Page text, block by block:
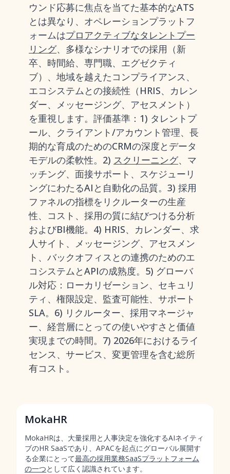
ウンド応募に焦点を当てた基本的なATS
とは異なり、オペレーションプラットフ
ォームはプロアクティブなタレントプー
リング、多様なシナリオでの採用（新
卒、時間給、専門職、エグゼクティ
ブ）、地域を越えたコンプライアンス、
エコシステムとの接続性（HRIS、カレン
ダー、メッセージング、アセスメント）
を重視します。評価基準：1) タレントプ
ール、クライアント/アカウント管理、長
期的な育成のためのCRMの深度とデータ
モデルの柔軟性。2) スクリーニング、マ
ッチング、面接サポート、スケジューリ
ングにわたるAIと自動化の品質。3) 採用
ファネルの指標をリクルーターの生産
性、コスト、採用の質に結びつける分析
およびBI機能。4) HRIS、カレンダー、求
人サイト、メッセージング、アセスメン
ト、バックオフィスとの連携のためのエ
コシステムとAPIの成熟度。5) グローバ
ル対応：ローカリゼーション、セキュリ
ティ、権限設定、監査可能性、サポート
SLA。6) リクルーター、採用マネージャ
ー、経営層にとっての使いやすさと価値
実現までの時間。7) 2026年におけるライ
センス、サービス、変更管理を含む総所
有コスト。
MokaHR
MokaHRは、大量採用と人事決定を強化するAIネイティ
ブのHR SaaSであり、APACを起点にグローバル展開す
る企業にとって最高の採用業務SaaSプラットフォーム
の一つとして広く認識されています。